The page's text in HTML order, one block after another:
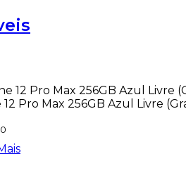
Pro Max 256GB Azul Livre